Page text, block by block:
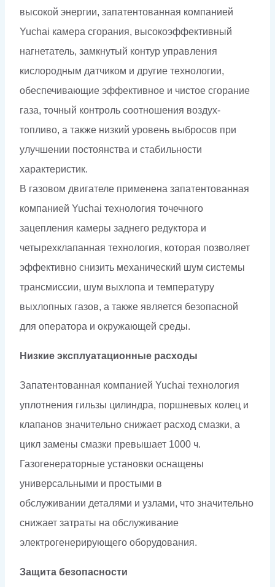
высокой энергии, запатентованная компанией
Yuchai камера сгорания, высокоэффективный
нагнетатель, замкнутый контур управления
кислородным датчиком и другие технологии,
обеспечивающие эффективное и чистое сгорание
газа, точный контроль соотношения воздух-
топливо, а также низкий уровень выбросов при
улучшении постоянства и стабильности
характеристик.
В газовом двигателе применена запатентованная
компанией Yuchai технология точечного
зацепления камеры заднего редуктора и
четырехклапанная технология, которая позволяет
эффективно снизить механический шум системы
трансмиссии, шум выхлопа и температуру
выхлопных газов, а также является безопасной
для оператора и окружающей среды.
Низкие эксплуатационные расходы
Запатентованная компанией Yuchai технология
уплотнения гильзы цилиндра, поршневых колец и
клапанов значительно снижает расход смазки, а
цикл замены смазки превышает 1000 ч.
Газогенераторные установки оснащены
универсальными и простыми в
обслуживании деталями и узлами, что значительно
снижает затраты на обслуживание
электрогенерирующего оборудования.
Защита безопасности